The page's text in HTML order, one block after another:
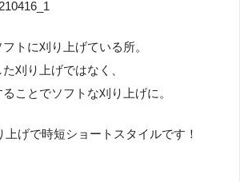
トに刈り上げている所。
刈り上げではなく、
ことでソフトな刈り上げに。